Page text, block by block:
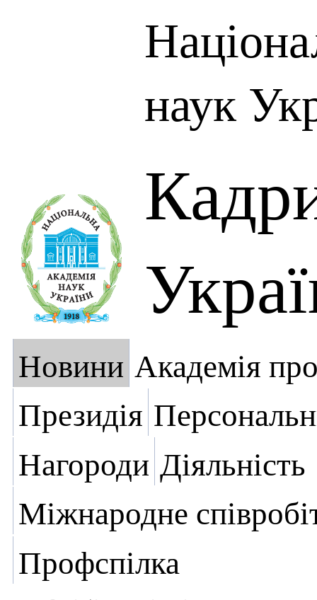
наук
Новини Академія
Президія
Нагороди Діяльність
Міжнародне
Профспілка